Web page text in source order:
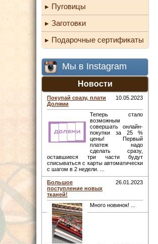
Пуговицы
Заготовки
Подарочные сертификаты
Мы в Instagram
Новости
Покупай сразу, плати
Долями
10.05.2023
Теперь стало
возможным
совершать онлайн-
покупки за 25 %
цены! Первый
платеж надо
сделать сразу,
оставшиеся три части будут
списываться с карты автоматически
с шагом в 2 недели. ...
Большое
поступление новых
тканей!
26.01.2023
Много новинок! ...